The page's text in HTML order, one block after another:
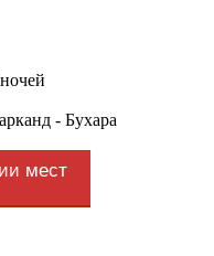
- Бухара
мест